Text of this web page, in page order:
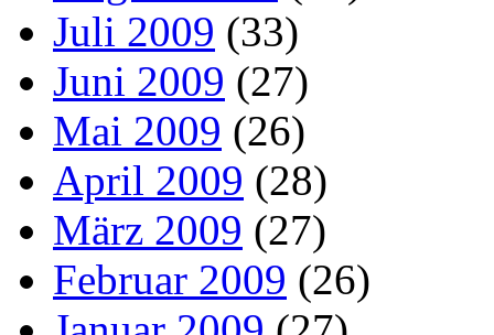
Juli 2009 (33)
Juni 2009 (27)
Mai 2009 (26)
April 2009 (28)
März 2009 (27)
Februar 2009 (26)